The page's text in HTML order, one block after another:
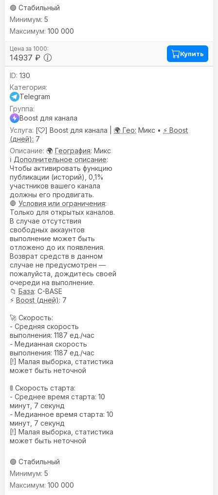
🟢 Стабильный
14937 ₽
5
100 000
Купить
130
Telegram
Boost для канала
[
] Boost для канала | 🌍 Гео: Микс • ⚡ Boost
(дней): 7
🌍 География: Микс
ℹ️ Дополнительное описание:
Чтобы активировать функцию
публикации (историй), 0,1%
участников вашего канала
должны его продвигать.
🛑 Условия или ограничения:
Только для открытых каналов.
В случае отсутствия
свободных аккаунтов
выполнение может быть
отложено до их появления.
Возврат средств в данном
случае не предусмотрен —
пожалуйста, дождитесь своей
очереди на выполнение.
📁 База: C-BASE
⚡ Boost (дней): 7
🚀 Скорость:
- Средняя скорость
выполнения: 1187 ед./час
- Медианная скорость
выполнения: 1187 ед./час
[!] Малая выборка, статистика
может быть неточной
🚦 Скорость старта:
- Среднее время старта: 10
минут, 7 секунд
- Медианное время старта: 10
минут, 7 секунд
[!] Малая выборка, статистика
может быть неточной
🟢 Стабильный
5
100 000